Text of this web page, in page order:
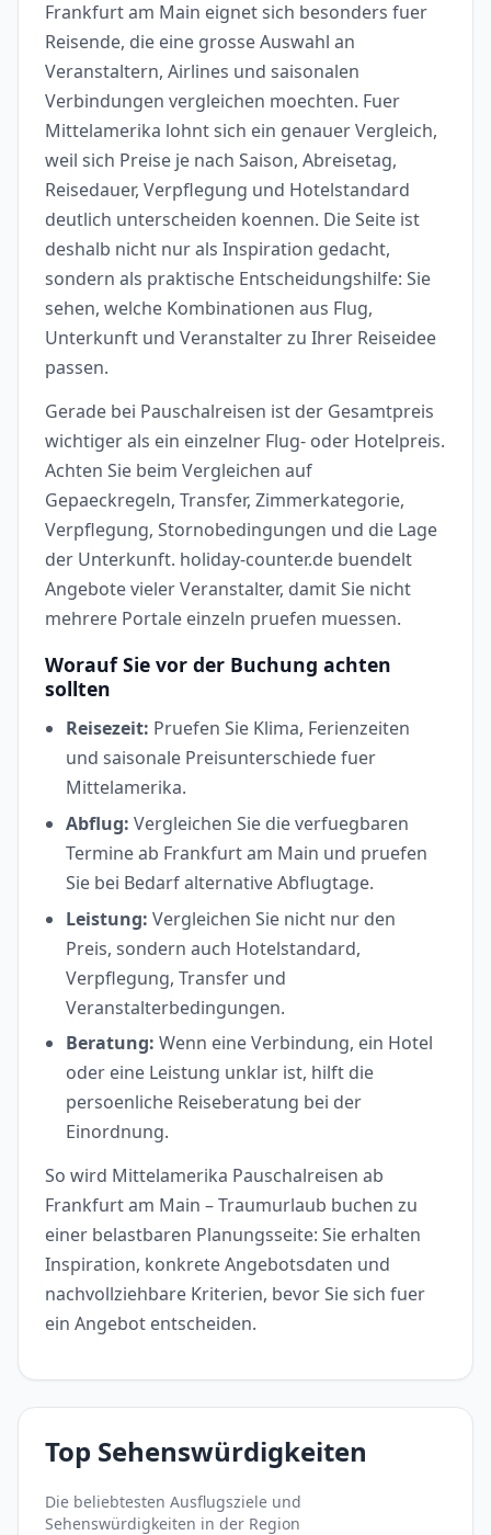
Frankfurt am Main eignet sich besonders fuer
Reisende, die eine grosse Auswahl an
Veranstaltern, Airlines und saisonalen
Verbindungen vergleichen moechten. Fuer
Mittelamerika lohnt sich ein genauer Vergleich,
weil sich Preise je nach Saison, Abreisetag,
Reisedauer, Verpflegung und Hotelstandard
deutlich unterscheiden koennen. Die Seite ist
deshalb nicht nur als Inspiration gedacht,
sondern als praktische Entscheidungshilfe: Sie
sehen, welche Kombinationen aus Flug,
Unterkunft und Veranstalter zu Ihrer Reiseidee
passen.
Gerade bei Pauschalreisen ist der Gesamtpreis
wichtiger als ein einzelner Flug- oder Hotelpreis.
Achten Sie beim Vergleichen auf
Gepaeckregeln, Transfer, Zimmerkategorie,
Verpflegung, Stornobedingungen und die Lage
der Unterkunft. holiday-counter.de buendelt
Angebote vieler Veranstalter, damit Sie nicht
mehrere Portale einzeln pruefen muessen.
Worauf Sie vor der Buchung achten
sollten
Reisezeit: Pruefen Sie Klima, Ferienzeiten
und saisonale Preisunterschiede fuer
Mittelamerika.
Abflug: Vergleichen Sie die verfuegbaren
Termine ab Frankfurt am Main und pruefen
Sie bei Bedarf alternative Abflugtage.
Leistung: Vergleichen Sie nicht nur den
Preis, sondern auch Hotelstandard,
Verpflegung, Transfer und
Veranstalterbedingungen.
Beratung: Wenn eine Verbindung, ein Hotel
oder eine Leistung unklar ist, hilft die
persoenliche Reiseberatung bei der
Einordnung.
So wird Mittelamerika Pauschalreisen ab
Frankfurt am Main – Traumurlaub buchen zu
einer belastbaren Planungsseite: Sie erhalten
Inspiration, konkrete Angebotsdaten und
nachvollziehbare Kriterien, bevor Sie sich fuer
ein Angebot entscheiden.
Top Sehenswürdigkeiten
Die beliebtesten Ausflugsziele und
Sehenswürdigkeiten in der Region